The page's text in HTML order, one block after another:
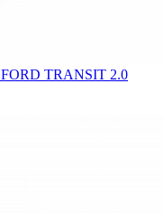
TRANSIT 2.0